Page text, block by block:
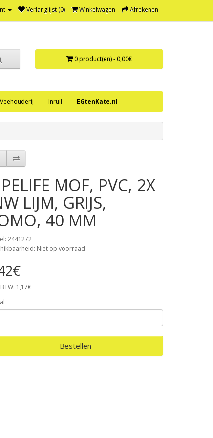
Verlanglijst (0) Winkelwagen Afrekenen
0 product(en) - 0,00€
Veehouderij Inruil EGtenKate.nl
MOF, PVC, 2X
LIJM, GRIJS,
40 MM
2441272
Niet op voorraad
BTW: 1,17€
Bestellen